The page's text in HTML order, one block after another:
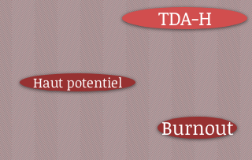
Burnout
TDA-H
Haut potentiel